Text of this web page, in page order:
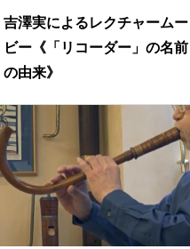
吉澤実によるレクチャームー
ビー《「リコーダー」の名前
の由来》